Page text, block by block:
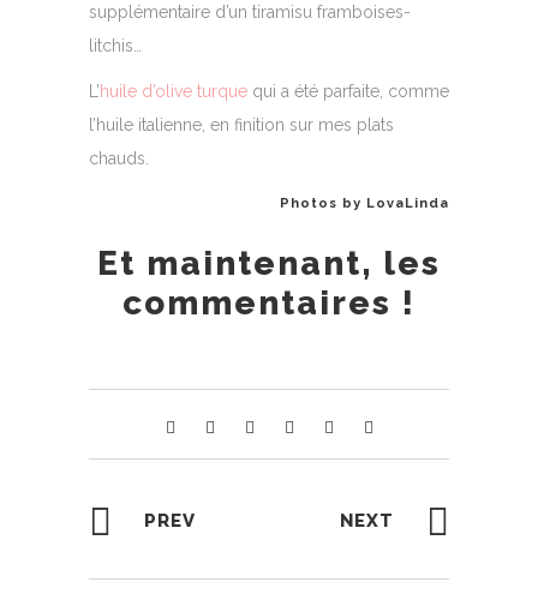
supplémentaire d’un tiramisu framboises-
litchis…
L’huile d’olive turque qui a été parfaite, comme
l’huile italienne, en finition sur mes plats
chauds.
Photos by LovaLinda
Et maintenant, les
commentaires !
PREV NEXT